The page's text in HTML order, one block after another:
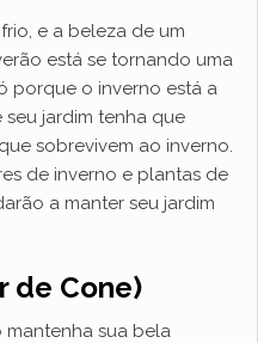
e a beleza de um
está se tornando uma
porque o inverno está a
jardim tenha que
sobrevivem ao inverno.
de inverno e plantas de
a manter seu jardim
de Cone)
sua bela